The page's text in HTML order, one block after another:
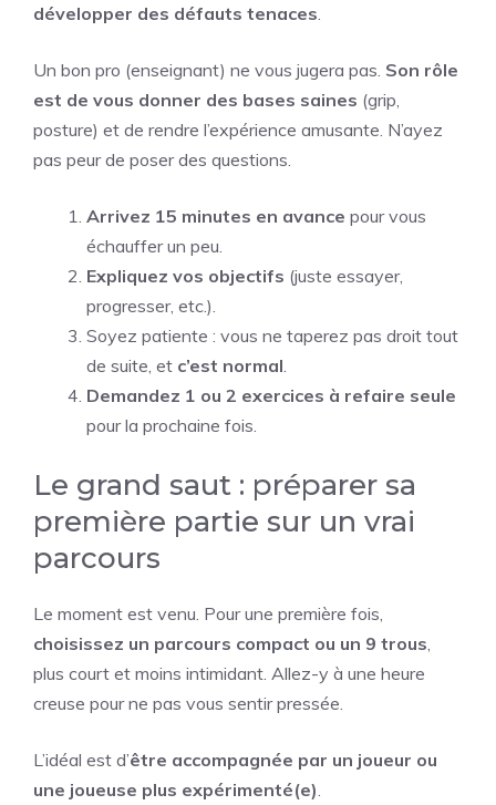
développer des défauts tenaces
Un bon pro (enseignant) ne vous jugera pas. Son rôle
est de vous donner des bases saines (grip,
posture) et de rendre l’expérience amusante. N’ayez
pas peur de poser des questions.
Arrivez 15 minutes en avance pour vous
échauffer un peu.
Expliquez vos objectifs (juste essayer,
progresser, etc.).
Soyez patiente : vous ne taperez pas droit tout
de suite, et c’est normal
Demandez 1 ou 2 exercices à refaire seule
pour la prochaine fois.
Le grand saut : préparer sa
première partie sur un vrai
parcours
Le moment est venu. Pour une première fois,
choisissez un parcours compact ou un 9 trous
plus court et moins intimidant. Allez-y à une heure
creuse pour ne pas vous sentir pressée.
L’idéal est d’être accompagnée par un joueur ou
une joueuse plus expérimenté(e)